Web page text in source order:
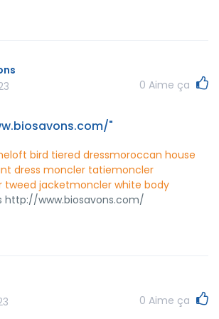
0 Aime ça
"
loft bird tiered dressmoroccan house
dress moncler tatiemoncler
tweed jacketmoncler white body
http://www.biosavons.com/
0 Aime ça